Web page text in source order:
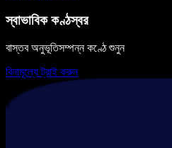
স্বাভাবিক কণ্ঠস্বর
বাস্তব অনুভূতিসম্পন্ন কণ্ঠে শুনুন
বিনামূল্যে ট্রাই করুন